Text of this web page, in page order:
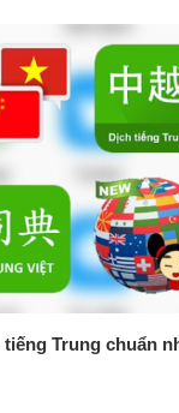
Trung chuẩn